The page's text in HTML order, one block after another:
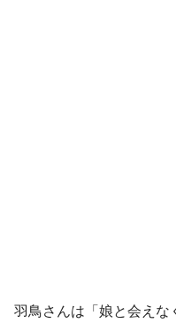
羽鳥さんは「娘と会えな